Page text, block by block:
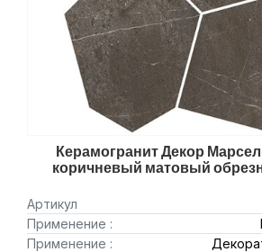
Керамогранит Декор
коричневый матовый
Артикул
Применение :
Применение :